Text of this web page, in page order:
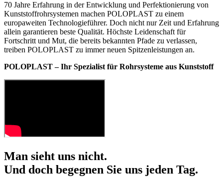
70 Jahre Erfahrung in der Entwicklung und Perfektionierung von
Kunststoffrohrsystemen machen POLOPLAST zu einem
europaweiten Technologieführer. Doch nicht nur Zeit und Erfahrung
allein garantieren beste Qualität. Höchste Leidenschaft für
Fortschritt und Mut, die bereits bekannten Pfade zu verlassen,
treiben POLOPLAST zu immer neuen Spitzenleistungen an.
POLOPLAST – Ihr Spezialist für Rohrsysteme aus Kunststoff
Man sieht uns nicht.
Und doch begegnen Sie uns jeden Tag.